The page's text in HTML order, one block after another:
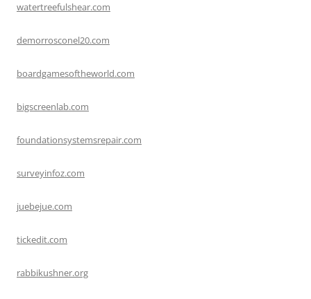
watertreefulshear.com
demorrosconel20.com
boardgamesoftheworld.com
bigscreenlab.com
foundationsystemsrepair.com
surveyinfoz.com
juebejue.com
tickedit.com
rabbikushner.org